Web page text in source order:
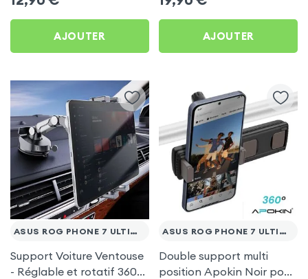
Ultimate
AJOUTER
Ultimate
AJOUTER
ASUS ROG PHONE 7 ULTIMATE
Support Voiture Ventouse
- Réglable et rotatif 360°
ASUS ROG PHONE 7 ULTIMATE
Double support multi
position Apokin Noir pour